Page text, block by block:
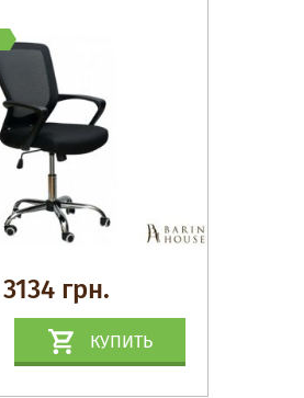
3134 грн.
КУПИТЬ